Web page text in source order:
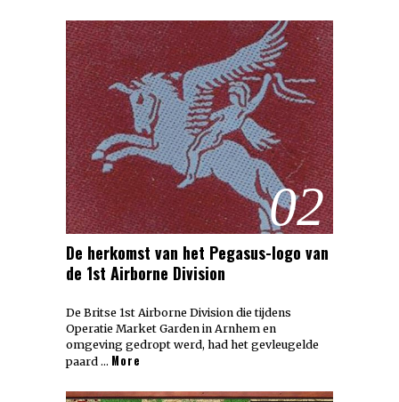
02
De herkomst van het Pegasus-logo van
de 1st Airborne Division
De Britse 1st Airborne Division die tijdens
Operatie Market Garden in Arnhem en
omgeving gedropt werd, had het gevleugelde
paard … More